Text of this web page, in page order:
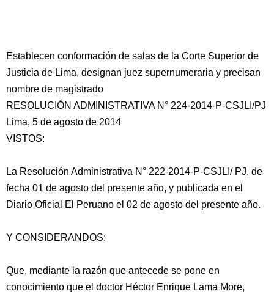
Establecen conformación de salas de la Corte Superior de
Justicia de Lima, designan juez supernumeraria y precisan
nombre de magistrado
RESOLUCIÓN ADMINISTRATIVA N° 224-2014-P-CSJLI/PJ
Lima, 5 de agosto de 2014
VISTOS:
La Resolución Administrativa N° 222-2014-P-CSJLI/ PJ, de
fecha 01 de agosto del presente año, y publicada en el
Diario Oficial El Peruano el 02 de agosto del presente año.
Y CONSIDERANDOS:
Que, mediante la razón que antecede se pone en
conocimiento que el doctor Héctor Enrique Lama More,